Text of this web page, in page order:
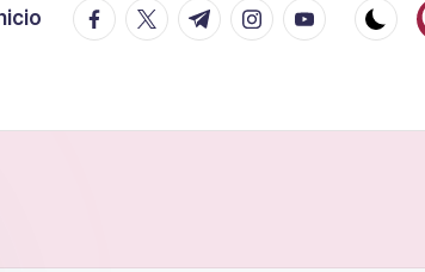
facebook.com
twitter.com
t.me instagram.com
youtube.com